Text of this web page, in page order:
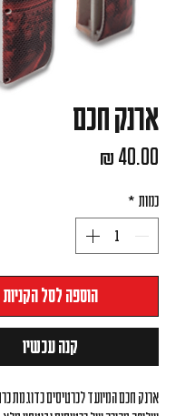
ארנק חכם
כמות *
הוספה לסל הקניות
קנה עכשיו
ארנק חכם המיועד לכרטיסים כדוגמת